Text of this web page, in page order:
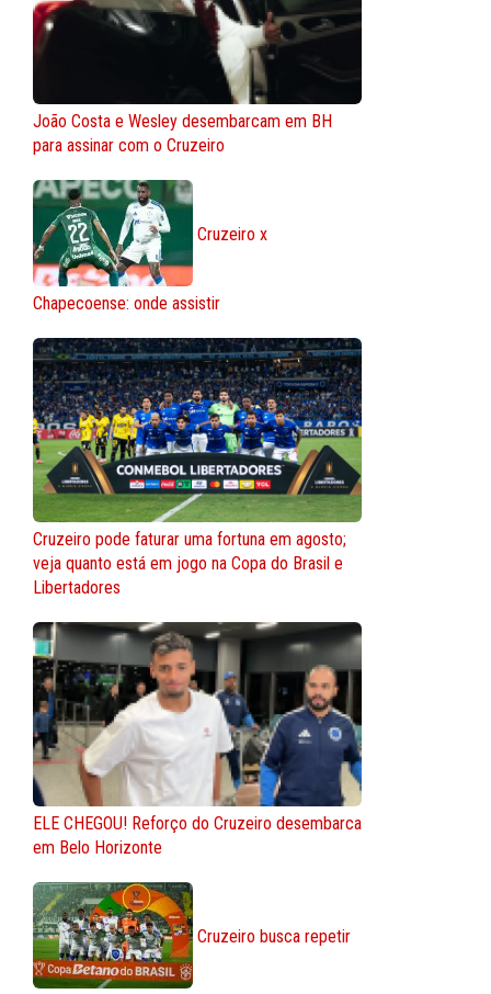
João Costa e Wesley desembarcam em BH
para assinar com o Cruzeiro
Cruzeiro x
Chapecoense: onde assistir
Cruzeiro pode faturar uma fortuna em agosto;
veja quanto está em jogo na Copa do Brasil e
Libertadores
ELE CHEGOU! Reforço do Cruzeiro desembarca
em Belo Horizonte
Cruzeiro busca repetir